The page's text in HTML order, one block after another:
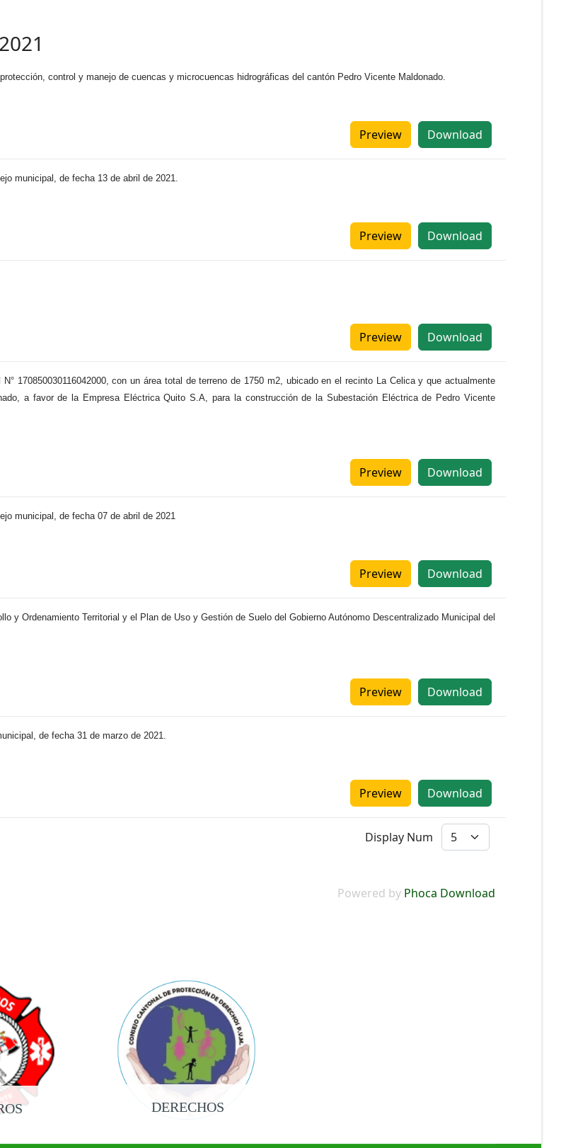
control y manejo de cuencas y microcuencas hidrográficas del cantón Pedro Vicente Maldonado.
Download
Preview
municipal, de fecha 13 de abril de 2021.
Download
Preview
Download
Preview
170850030116042000, con un área total de terreno de 1750 m2, ubicado en el recinto La Celica y que actualmente
a favor de la Empresa Eléctrica Quito S.A, para la construcción de la Subestación Eléctrica de Pedro Vicente
Download
Preview
municipal, de fecha 07 de abril de 2021
Download
Preview
y Ordenamiento Territorial y el Plan de Uso y Gestión de Suelo del Gobierno Autónomo Descentralizado Municipal del
Download
Preview
de fecha 31 de marzo de 2021.
Download
Preview
Display Num
Powered by Phoca Download
DERECHOS